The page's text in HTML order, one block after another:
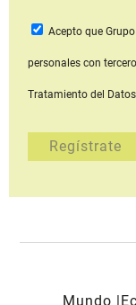
Acepto que
personales con
Tratamiento del
Mundo